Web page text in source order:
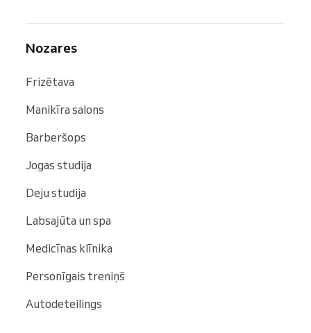
Nozares
Frizētava
Manikīra salons
Barberšops
Jogas studija
Deju studija
Labsajūta un spa
Medicīnas klīnika
Personīgais treniņš
Autodeteilings